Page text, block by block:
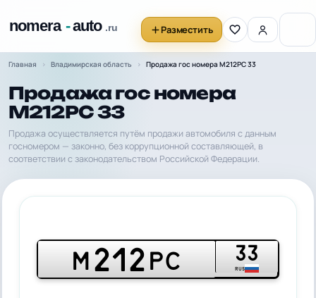
Разместить
Главная Владимирская область Продажа гос номера М212РС 33
Продажа гос номера
М212РС 33
Продажа осуществляется путём продажи автомобиля с данным
госномером — законно, без коррупционной составляющей, в
соответствии с законодательством Российской Федерации.
М212РС 33
RUS